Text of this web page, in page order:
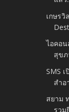
เกษรวิ
ไอคอน
สุขภ
SMS
สำอ
สยาม
รวม